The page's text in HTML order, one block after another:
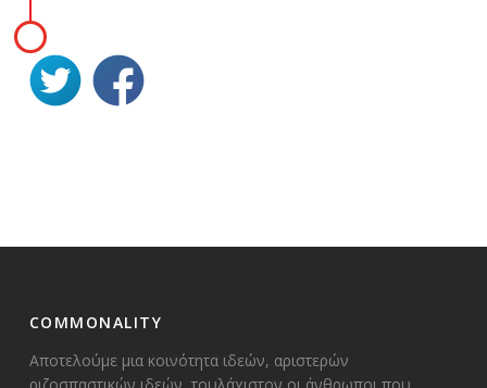
COMMONALITY
Αποτελούμε μια κοινότητα ιδεών, αριστερών